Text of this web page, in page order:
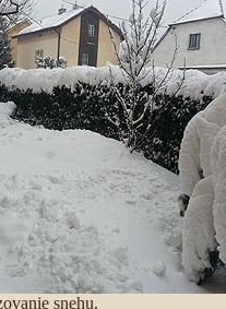
snehu.